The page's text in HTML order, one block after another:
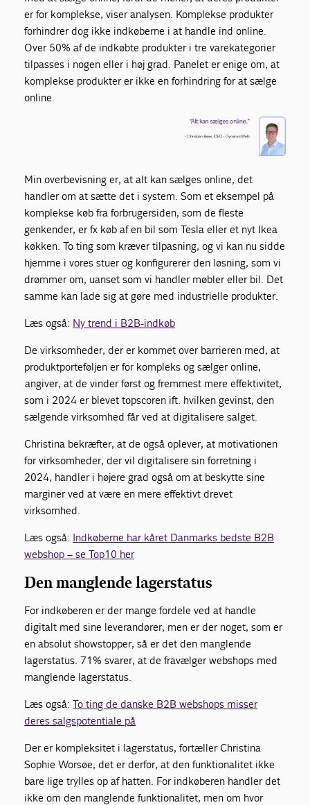
er for komplekse, viser analysen. Komplekse produkter
forhindrer dog ikke indkøberne i at handle ind online.
Over 50% af de indkøbte produkter i tre varekategorier
tilpasses i nogen eller i høj grad. Panelet er enige om, at
komplekse produkterer ikke en forhindring for at sælge
online.
Min overbevisning er, at alt kan sælges online, det
handler om at sætte det i system. Som et eksempel på
komplekse køb fra forbrugersiden, som de fleste
genkender, er fx køb af en bil som Tesla eller et nyt Ikea
køkken. To ting som kræver tilpasning, og vi kan nu sidde
hjemme i vores stuer og konfigurerer den løsning, som vi
drømmer om, uanset som vi handler møbler eller bil. Det
samme kan lade sig at gøre med industrielle produkter.
Læs også: Ny trend i B2B-indkøb
De virksomheder, der er kommet over barrieren med, at
produktporteføljen er for kompleks og sælger online,
angiver, at de vinder først og fremmest mere effektivitet,
som i 2024 er blevet topscoren ift. hvilken gevinst, den
sælgende virksomhed får ved at digitalisere salget.
Christina bekræfter, at de også oplever, at motivationen
for virksomheder, der vil digitalisere sin forretning i
2024, handler i højere grad også om at beskytte sine
marginer ved at være en mere effektivt drevet
virksomhed.
Læs også: Indkøberne har kåret Danmarks bedste B2B
webshop – se Top10 her
Den manglende lagerstatus
For indkøberen er der mange fordele ved at handle
digitalt med sine leverandører, men er der noget, som er
en absolut showstopper, så er det den manglende
lagerstatus. 71% svarer, at de fravælger webshops med
manglende lagerstatus.
Læs også:To ting de danske B2B webshops misser
deres salgspotentiale på
Der er kompleksitet i lagerstatus, fortæller Christina
Sophie Worsøe, det er derfor,at den funktionalitet ikke
bare lige trylles op af hatten. For indkøberen handler det
ikke om den manglende funktionalitet, men om hvor